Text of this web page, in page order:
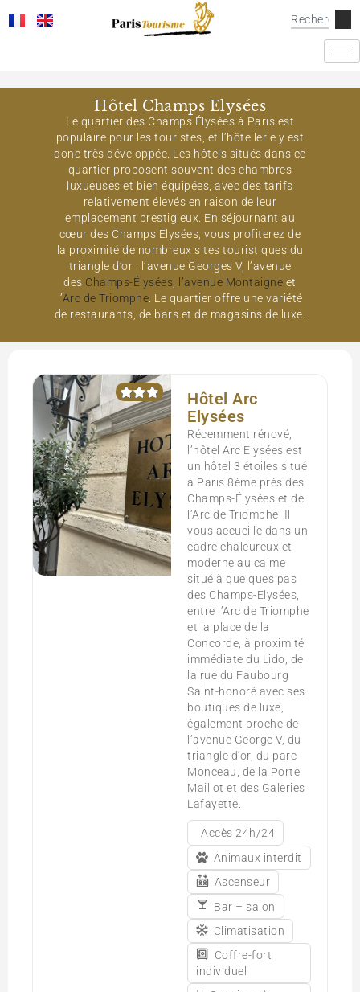
Hôtel Champs Elysées
Le quartier des Champs Élysées à Paris est
populaire pour les touristes, et l’hôtellerie y est
donc très développée. Les hôtels situés dans ce
quartier proposent souvent des chambres
luxueuses et bien équipées, avec des tarifs
relativement élevés en raison de leur
emplacement prestigieux. En séjournant au
cœur des Champs Elysées, vous profiterez de
la proximité de nombreux sites touristiques du
triangle d’or : l’avenue Georges V, l’avenue
des Champs-Élysées, l’avenue Montaigne et
l’Arc de Triomphe. Le quartier offre une variété
de restaurants, de bars et de magasins de luxe.
Hôtel Arc
Elysées
Récemment rénové,
l’hôtel Arc Elysées est
un hôtel 3 étoiles situé
à Paris 8ème près des
Champs-Élysées et de
l’Arc de Triomphe. Il
vous accueille dans un
cadre chaleureux et
moderne au calme
situé à quelques pas
des Champs-Elysées,
entre l’Arc de Triomphe
et la place de la
Concorde, à proximité
immédiate du Lido, de
la rue du Faubourg
Saint-honoré avec ses
boutiques de luxe,
également proche de
l’avenue George V, du
triangle d’or, du parc
Monceau, de la Porte
Maillot et des Galeries
Lafayette.
Accès 24h/24
Animaux interdit
Ascenseur
Bar – salon
Climatisation
Coffre-fort
individuel